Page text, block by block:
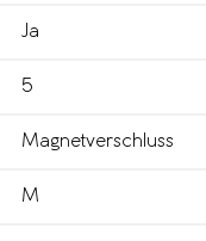
Ja
5
Magnetverschluss
M